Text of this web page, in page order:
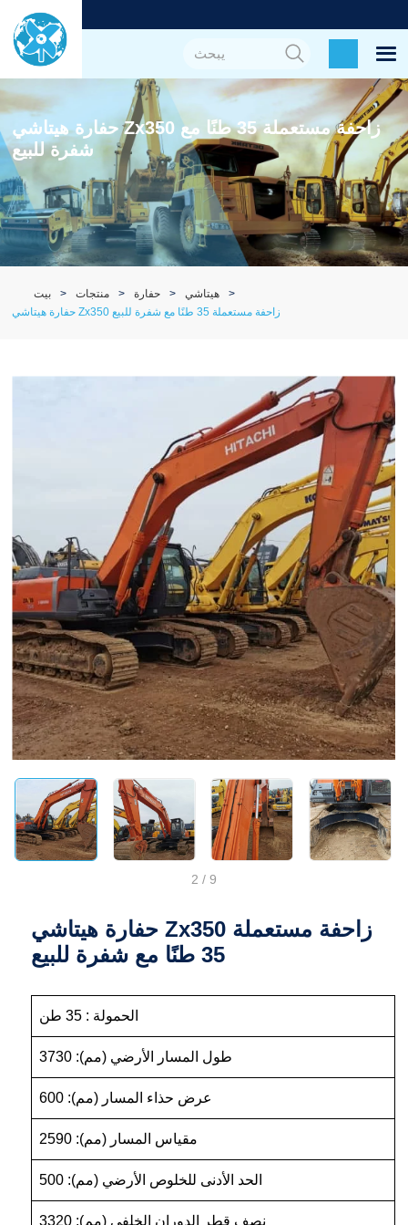
حفارة هيتاشي Zx350 زاحفة مستعملة 35 طنًا مع
شفرة للبيع
بيت منتجات حفارة
هيتاشي
حفارة هيتاشي Zx350 زاحفة مستعملة 35 طنًا مع شفرة للبيع
2 / 9
حفارة هيتاشي Zx350 زاحفة مستعملة
35 طنًا مع شفرة للبيع